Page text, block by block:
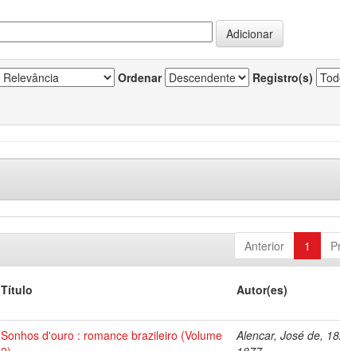
Ordenar Registro(s)
Anterior 1
Título Autor(es)
Sonhos d'ouro : romance brazileiro (Volume
Alencar, José de,